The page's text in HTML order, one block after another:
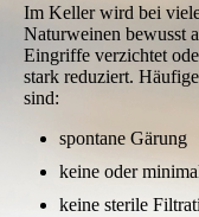
Im Keller wird bei
Naturweinen bewusst
Eingriffe verzichtet
stark reduziert.
sind:
spontane Gärung
keine oder
keine sterile